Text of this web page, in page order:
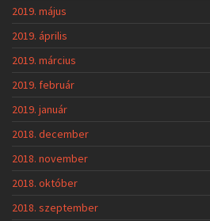
2019. május
2019. április
2019. március
2019. február
2019. január
2018. december
2018. november
2018. október
2018. szeptember